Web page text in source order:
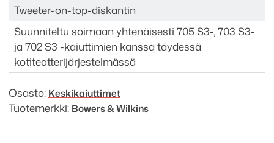
Tweeter-on-top-diskantin
Suunniteltu soimaan yhtenäisesti 705 S3-, 703 S3-
ja 702 S3 -kaiuttimien kanssa täydessä
kotiteatterijärjestelmässä
Osasto: Keskikaiuttimet
Tuotemerkki: Bowers & Wilkins